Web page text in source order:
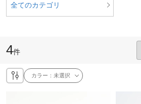
全てのカテゴリ
4件
カラー：未選択